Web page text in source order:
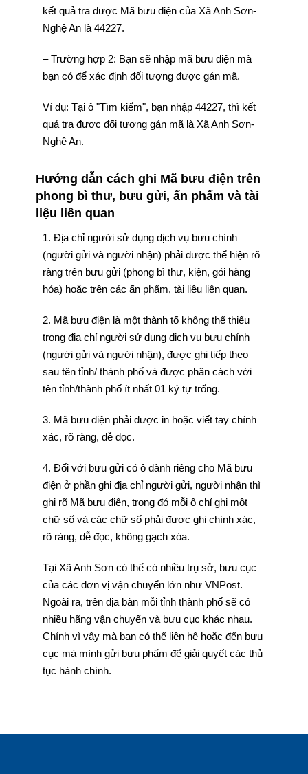
kết quả tra được Mã bưu điện của Xã Anh Sơn-
Nghệ An là 44227.
– Trường hợp 2: Bạn sẽ nhập mã bưu điện mà
bạn có để xác định đối tượng được gán mã.
Ví dụ: Tại ô "Tìm kiếm", bạn nhập 44227, thì kết
quả tra được đối tượng gán mã là Xã Anh Sơn-
Nghệ An.
Hướng dẫn cách ghi Mã bưu điện trên
phong bì thư, bưu gửi, ấn phẩm và tài
liệu liên quan
1. Địa chỉ người sử dụng dịch vụ bưu chính
(người gửi và người nhận) phải được thể hiện rõ
ràng trên bưu gửi (phong bì thư, kiện, gói hàng
hóa) hoặc trên các ấn phẩm, tài liệu liên quan.
2. Mã bưu điện là một thành tố không thể thiếu
trong địa chỉ người sử dụng dịch vụ bưu chính
(người gửi và người nhận), được ghi tiếp theo
sau tên tỉnh/ thành phố và được phân cách với
tên tỉnh/thành phố ít nhất 01 ký tự trống.
3. Mã bưu điện phải được in hoặc viết tay chính
xác, rõ ràng, dễ đọc.
4. Đối với bưu gửi có ô dành riêng cho Mã bưu
điện ở phần ghi địa chỉ người gửi, người nhận thì
ghi rõ Mã bưu điện, trong đó mỗi ô chỉ ghi một
chữ số và các chữ số phải được ghi chính xác,
rõ ràng, dễ đọc, không gạch xóa.
Tại Xã Anh Sơn có thể có nhiều trụ sở, bưu cục
của các đơn vị vận chuyển lớn như VNPost.
Ngoài ra, trên địa bàn mỗi tỉnh thành phố sẽ có
nhiều hãng vận chuyển và bưu cục khác nhau.
Chính vì vậy mà bạn có thể liên hệ hoặc đến bưu
cục mà mình gửi bưu phẩm để giải quyết các thủ
tục hành chính.